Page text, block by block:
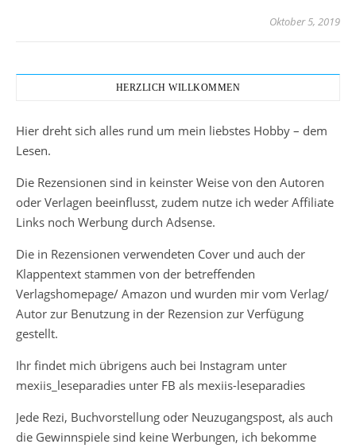
Oktober 5, 2019
HERZLICH WILLKOMMEN
Hier dreht sich alles rund um mein liebstes Hobby – dem
Lesen.
Die Rezensionen sind in keinster Weise von den Autoren
oder Verlagen beeinflusst, zudem nutze ich weder Affiliate
Links noch Werbung durch Adsense.
Die in Rezensionen verwendeten Cover und auch der
Klappentext stammen von der betreffenden
Verlagshomepage/ Amazon und wurden mir vom Verlag/
Autor zur Benutzung in der Rezension zur Verfügung
gestellt.
Ihr findet mich übrigens auch bei Instagram unter
mexiis_leseparadies unter FB als mexiis-leseparadies
Jede Rezi, Buchvorstellung oder Neuzugangspost, als auch
die Gewinnspiele sind keine Werbungen, ich bekomme